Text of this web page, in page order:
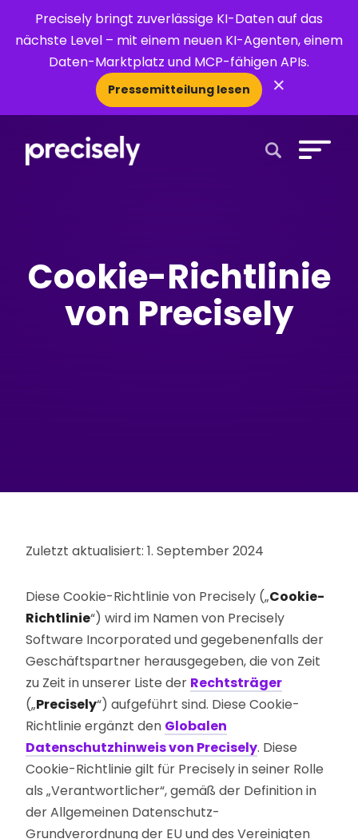
Precisely bringt zuverlässige KI-Daten auf das
nächste Level – mit einem neuen KI-Agenten, einem
Daten-Marktplatz und MCP-fähigen APIs.
Pressemitteilung lesen ×
Cookie-Richtlinie
von Precisely
Zuletzt aktualisiert: 1. September 2024
Diese Cookie-Richtlinie von Precisely („Cookie-
Richtlinie“) wird im Namen von Precisely
Software Incorporated und gegebenenfalls der
Geschäftspartner herausgegeben, die von Zeit
zu Zeit in unserer Liste der Rechtsträger
(„Precisely“) aufgeführt sind. Diese Cookie-
Richtlinie ergänzt den Globalen
Datenschutzhinweis von Precisely. Diese
Cookie-Richtlinie gilt für Precisely in seiner Rolle
als „Verantwortlicher“, gemäß der Definition in
der Allgemeinen Datenschutz-
Grundverordnung der EU und des Vereinigten